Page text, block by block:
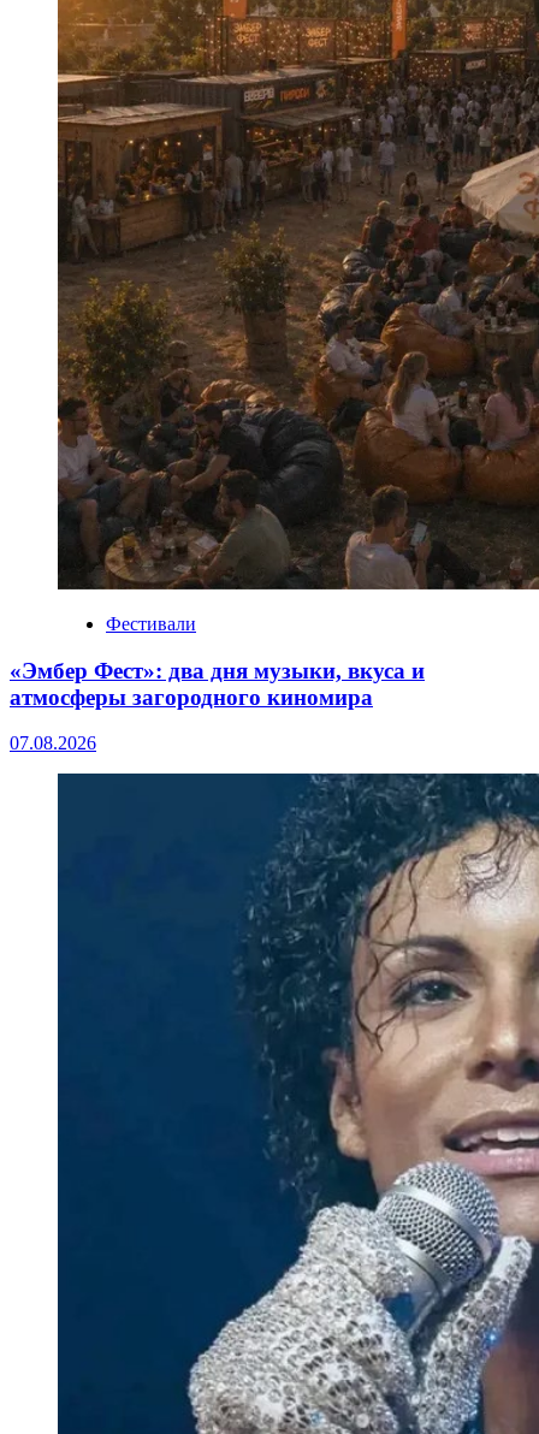
Фестивали
«Эмбер Фест»: два дня музыки, вкуса и
атмосферы загородного киномира
07.08.2026